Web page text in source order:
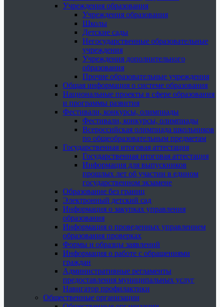
Учреждения образования
Учреждения образования
Школы
Детские сады
Негосударственные образовательные
учреждения
Учреждения дополнительного
образования
Прочие образовательные учреждения
Общая информация о системе образования
Национальные проекты в сфере образования
и программы развития
Фестивали, конкурсы, олимпиады
Фестивали, конкурсы, олимпиады
Всероссийская олимпиада школьников
по общеобразовательным предметам
Государственная итоговая аттестация
Государственная итоговая аттестация
Информация для выпускников
прошлых лет об участии в едином
государственном экзамене
Образование без границ
Электронный детский сад
Информация о закупках управления
образования
Информация о проведенных управлением
образования проверках
Формы и образцы заявлений
Информация о работе с обращениями
граждан
Административные регламенты
предоставления муниципальных услуг
Навигатор профилактики
Общественные организации